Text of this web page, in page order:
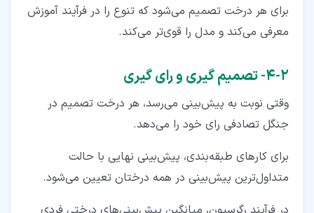
برای هر درخت تصمیم می‌شود که تنوع را در فرآیند آموزش
معرفی می‌کند و مدل را قوی‌تر می‌کند.
۲‏-‏۴‏- تصمیم گیری و رای گیری
وقتی نوبت به پیش‌بینی می‌رسد، هر درخت تصمیم در
جنگل تصادفی رای خود را می‌دهد.
برای کارهای طبقه‌بندی، پیش‌بینی نهایی با حالت
متداول‌ترین پیش‌بینی در همه درختان تعیین می‌شود.